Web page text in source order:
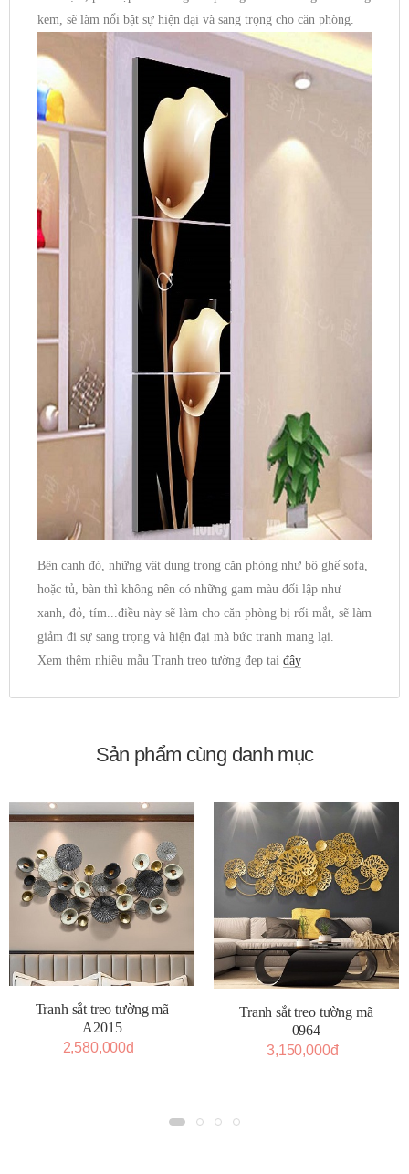
kem, sẽ làm nổi bật sự hiện đại và sang trọng cho căn phòng.
Bên cạnh đó, những vật dụng trong căn phòng như bộ ghế sofa,
hoặc tủ, bàn thì không nên có những gam màu đối lập như
xanh, đỏ, tím...điều này sẽ làm cho căn phòng bị rối mắt, sẽ làm
giảm đi sự sang trọng và hiện đại mà bức tranh mang lại.
Xem thêm nhiều mẫu Tranh treo tường đẹp tại đây
Sản phẩm cùng danh mục
Tranh sắt treo tường mã
A2015
2,580,000đ
Tranh sắt treo tường mã
0964
3,150,000đ